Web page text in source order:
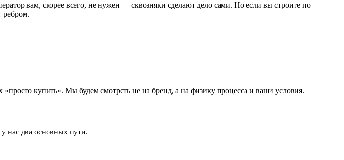
вам, скорее всего, не нужен — сквозняки сделают дело сами. Но если вы строите по
ребром.
купить». Мы будем смотреть не на бренд, а на физику процесса и ваши условия.
нас два основных пути.